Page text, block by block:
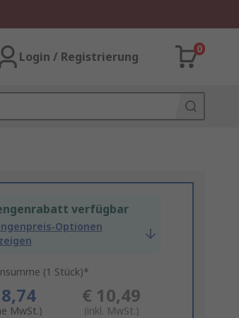
Login / Registrierung
0
verfügbar
Optionen
(1 Stück)*
MwSt.)
€ 10,49
(inkl. MwSt.)